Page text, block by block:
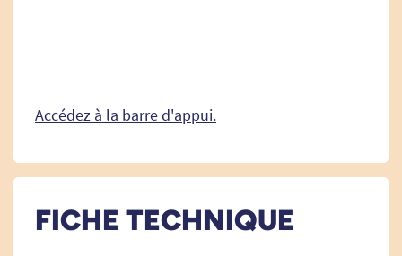
Accédez à la barre d'appui.
FICHE TECHNIQUE